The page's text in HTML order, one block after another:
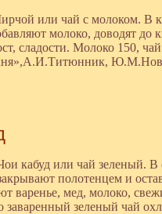
или чай с молоком. В
молоко, доводят
сладости. Молоко 150,
кабуд или чай зеленый.
полотенцем и
варенье, мед, молоко,
заваренный зеленый чай